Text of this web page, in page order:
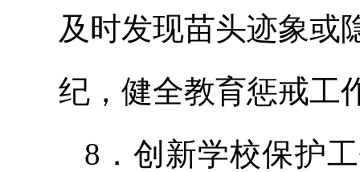
及时发现苗头迹象或
纪，健全教育惩戒工
8．创新学校保护